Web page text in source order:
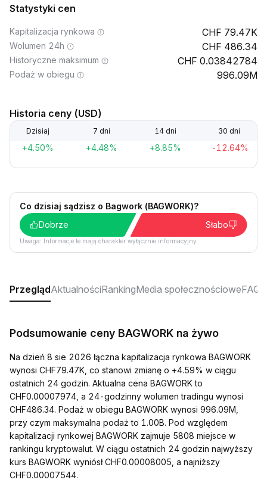
Statystyki cen
Kapitalizacja rynkowa 79.47K
Wolumen 24h 486.34
Historyczne maksimum 0.03842784
Podaż w obiegu 996.09M
Historia ceny (USD)
Dzisiaj 7 dni 14 dni 30 dni
+4.50% +4.48% +8.85% -12.64%
Co dzisiaj sądzisz o Bagwork (BAGWORK)?
Dobrze
Słabo
Uwaga: Informacje te mają charakter wyłącznie informacyjny.
PrzeglądAktualnościRankingMedia społecznościoweFAQ
Podsumowanie ceny BAGWORK na żywo
Na dzień 8 sie 2026 łączna kapitalizacja rynkowa BAGWORK
wynosi CHF79.47K, co stanowi zmianę o +4.59% w ciągu
ostatnich 24 godzin. Aktualna cena BAGWORK to
CHF0.00007974, a 24-godzinny wolumen tradingu wynosi
CHF486.34. Podaż w obiegu BAGWORK wynosi 996.09M,
przy czym maksymalna podaż to 1.00B. Pod względem
kapitalizacji rynkowej BAGWORK zajmuje 5808 miejsce w
rankingu kryptowalut. W ciągu ostatnich 24 godzin najwyższy
kurs BAGWORK wyniósł CHF0.00008005, a najniższy
CHF0.00007544.